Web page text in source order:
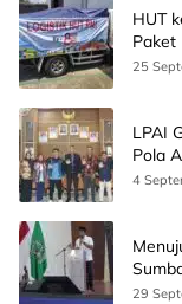
HUT
Paket
25
LPAI
Pola
Ini
4
Unand
29